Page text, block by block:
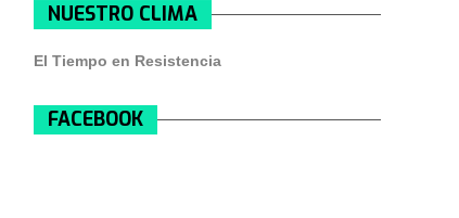
NUESTRO CLIMA
El Tiempo en Resistencia
FACEBOOK